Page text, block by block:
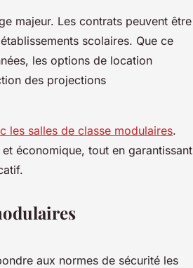
majeur. Les contrats peuvent être
scolaires. Que ce
les options de location
des projections
les salles de classe modulaires.
économique, tout en garantissant
aux normes de sécurité les